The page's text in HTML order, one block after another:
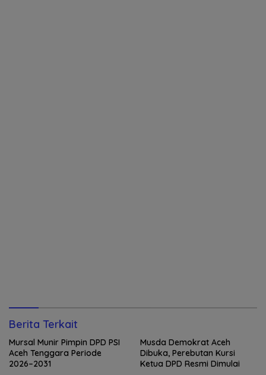
Berita Terkait
Mursal Munir Pimpin DPD PSI
Aceh Tenggara Periode
2026–2031
Musda Demokrat Aceh
Dibuka, Perebutan Kursi
Ketua DPD Resmi Dimulai